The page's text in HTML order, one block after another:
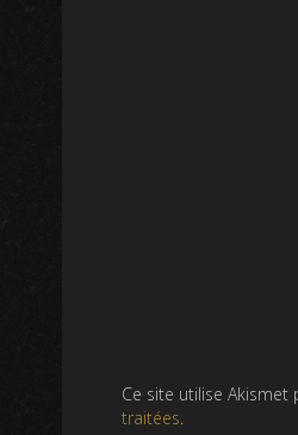
Ce site utilise
traitées.